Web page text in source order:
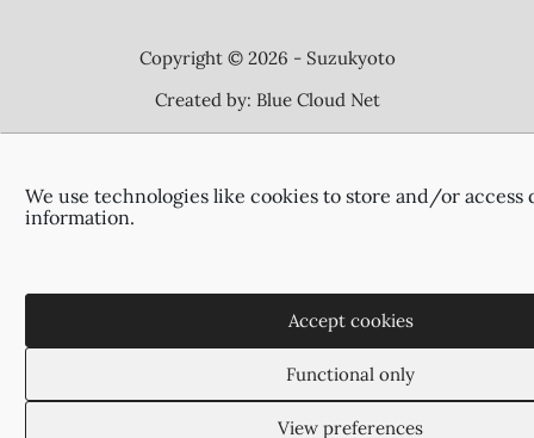
We use technologies like cookies to store and/or access
information.
Accept cookies
Functional only
View preferences
Copyright © 2026 - Suzukyoto
Created by: Blue Cloud Net